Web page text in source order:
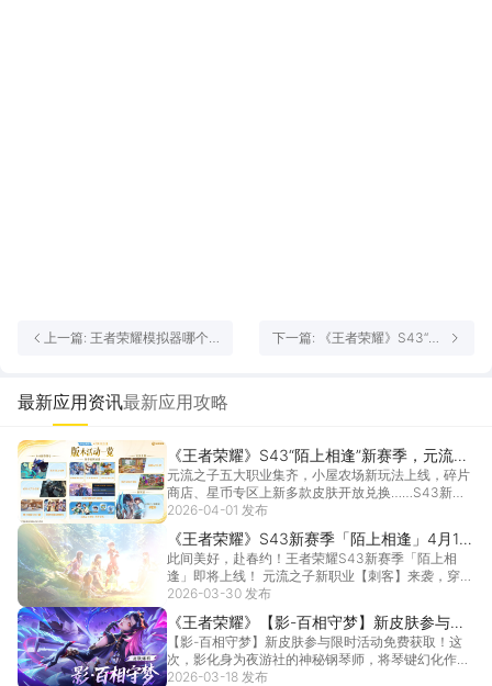
上一篇: 王者荣耀模拟器哪个
下一篇: 《王者荣耀》S43“陌
最新应用资讯最新应用攻略
《王者荣耀》S43“陌上相逢”新赛季，元流刺
客、小屋农场、精彩福利等你来！
​​元流之子五大职业集齐，小屋农场新玩法上线，碎片
商店、星币专区上新多款皮肤开放兑换……S43新赛
季... [详情]
2026-04-01 发布
《王者荣耀》S43新赛季「陌上相逢」4月1日
上线！
此间美好，赴春约！王者荣耀S43新赛季「陌上相
逢」即将上线！ 元流之子新职业【刺客】来袭，穿梭
战场爪... [详情]
2026-03-30 发布
《王者荣耀》【影-百相守梦】新皮肤参与限
时活动免费获取！
【影-百相守梦】新皮肤参与限时活动免费获取！这
次，影化身为夜游社的神秘钢琴师，将琴键幻化作片
片锋刃，... [详情]
2026-03-18 发布